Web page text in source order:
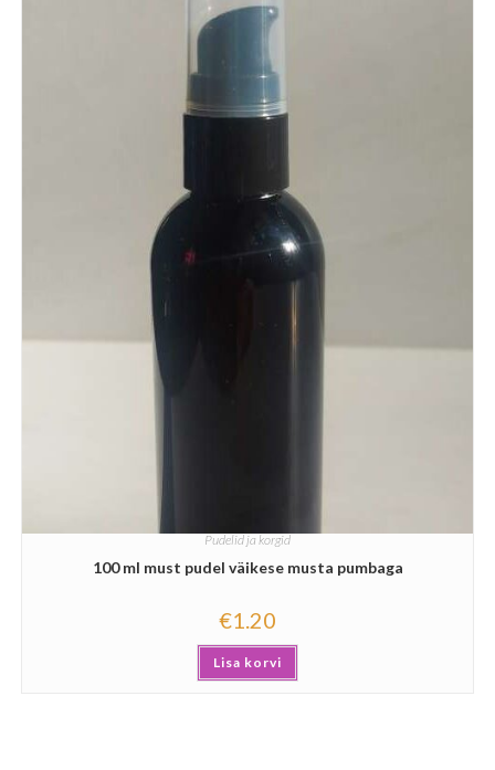
Pudelid ja korgid
100 ml must pudel väikese musta pumbaga
€1.20
Lisa korvi